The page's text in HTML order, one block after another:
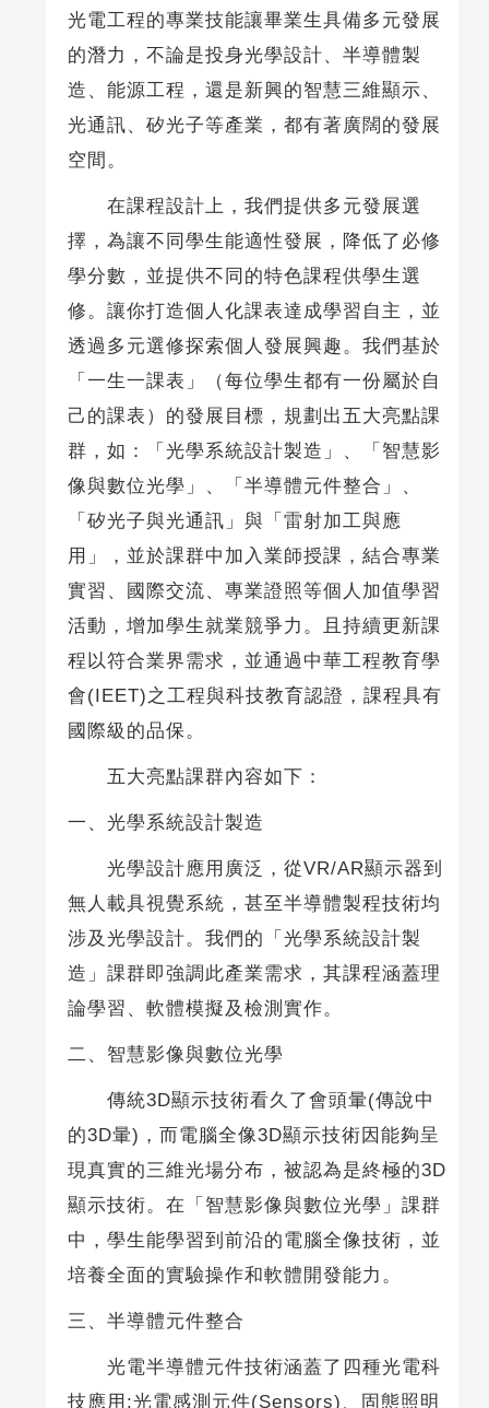
光電工程的專業技能讓畢業生具備多元發展
的潛力，不論是投身光學設計、半導體製
造、能源工程，還是新興的智慧三維顯示、
光通訊、矽光子等產業，都有著廣闊的發展
空間。
在課程設計上，我們提供多元發展選
擇，為讓不同學生能適性發展，降低了必修
學分數，並提供不同的特色課程供學生選
修。讓你打造個人化課表達成學習自主，並
透過多元選修探索個人發展興趣。我們基於
「一生一課表」（每位學生都有一份屬於自
己的課表）的發展目標，規劃出五大亮點課
群，如：「光學系統設計製造」、「智慧影
像與數位光學」、「半導體元件整合」、
「矽光子與光通訊」與「雷射加工與應
用」，並於課群中加入業師授課，結合專業
實習、國際交流、專業證照等個人加值學習
活動，增加學生就業競爭力。且持續更新課
程以符合業界需求，並通過中華工程教育學
會(IEET)之工程與科技教育認證，課程具有
國際級的品保。
五大亮點課群內容如下：
一、光學系統設計製造
光學設計應用廣泛，從VR/AR顯示器到
無人載具視覺系統，甚至半導體製程技術均
涉及光學設計。我們的「光學系統設計製
造」課群即強調此產業需求，其課程涵蓋理
論學習、軟體模擬及檢測實作。
二、智慧影像與數位光學
傳統3D顯示技術看久了會頭暈(傳說中
的3D暈)，而電腦全像3D顯示技術因能夠呈
現真實的三維光場分布，被認為是終極的3D
顯示技術。在「智慧影像與數位光學」課群
中，學生能學習到前沿的電腦全像技術，並
培養全面的實驗操作和軟體開發能力。
三、半導體元件整合
光電半導體元件技術涵蓋了四種光電科
技應用:光電感測元件(Sensors)、固態照明